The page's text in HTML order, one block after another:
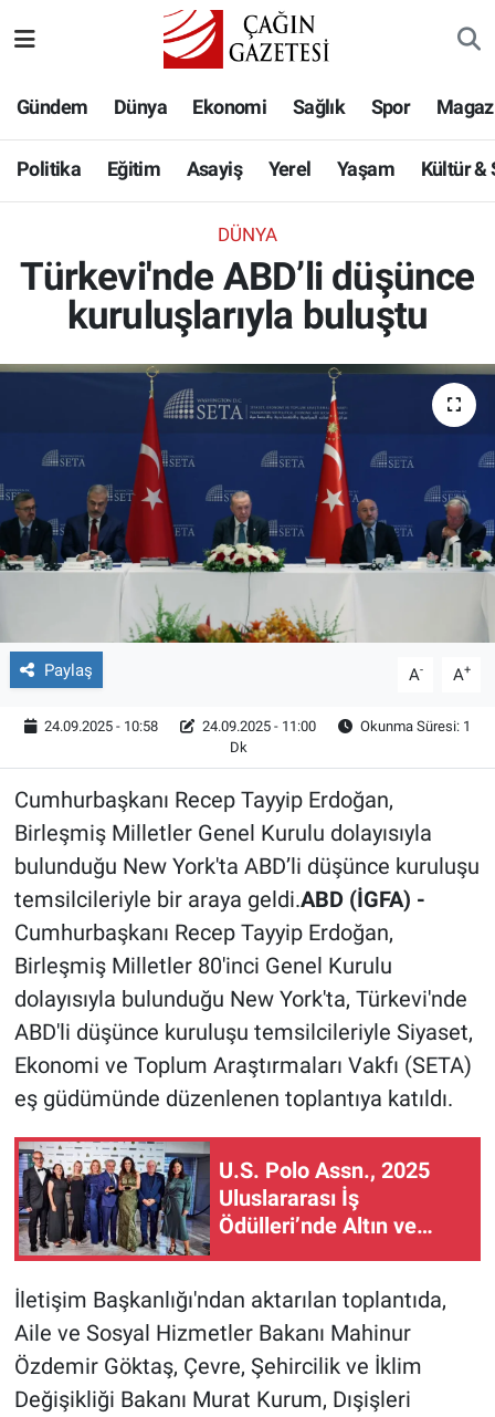
Gündem Dünya Ekonomi Sağlık Spor
Politika Eğitim Asayiş Yerel Yaşam Kültür &
DÜNYA
Türkevi'nde ABD’li düşünce
kuruluşlarıyla buluştu
Paylaş A- A+
24.09.2025 - 10:58 24.09.2025 - 11:00
Okunma Süresi: 1
Dk
Cumhurbaşkanı Recep Tayyip Erdoğan,
Birleşmiş Milletler Genel Kurulu dolayısıyla
bulunduğu New York'ta ABD’li düşünce kuruluşu
temsilcileriyle bir araya geldi.ABD (İGFA) -
Cumhurbaşkanı Recep Tayyip Erdoğan,
Birleşmiş Milletler 80'inci Genel Kurulu
dolayısıyla bulunduğu New York'ta, Türkevi'nde
ABD'li düşünce kuruluşu temsilcileriyle Siyaset,
Ekonomi ve Toplum Araştırmaları Vakfı (SETA)
eş güdümünde düzenlenen toplantıya katıldı.
U.S. Polo Assn., 2025
Uluslararası İş
Ödülleri’nde Altın ve
İletişim Başkanlığı'ndan aktarılan toplantıda,
Aile ve Sosyal Hizmetler Bakanı Mahinur
Özdemir Göktaş, Çevre, Şehircilik ve İklim
Değişikliği Bakanı Murat Kurum, Dışişleri
Eğitim
Asayiş
Yaşam
Kültür & Sanat
Bilim-Teknoloji
Köşe Yazıları
Röportaj
Video Galeri
Hava Durumu
Namaz Vakitleri
Süper Lig Puan Durumu ve Fikstür
Tüm Manşetler
Son Dakika Haberleri
Haber Arşivi